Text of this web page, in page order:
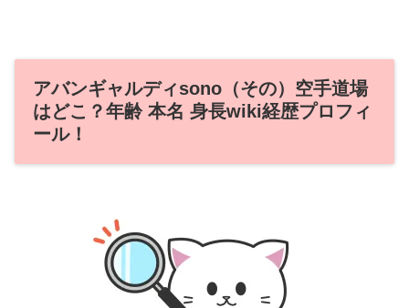
アバンギャルディsono（その）空手道場
はどこ？年齢 本名 身長wiki経歴プロフィ
ール！